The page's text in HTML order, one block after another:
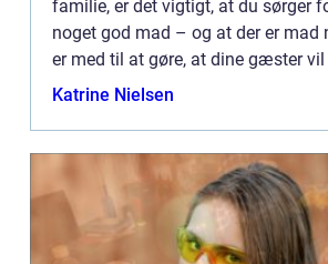
familie, er det vigtigt, at du sørger
noget god mad – og at der er mad
er med til at gøre, at dine gæster
m&osla...
Katrine Nielsen